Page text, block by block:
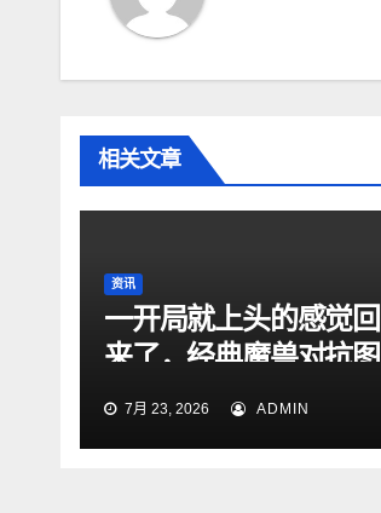
相关文章
资讯
一开局就上头的感觉回
来了，经典魔兽对抗图
依旧够味
7月 23, 2026 ADMIN